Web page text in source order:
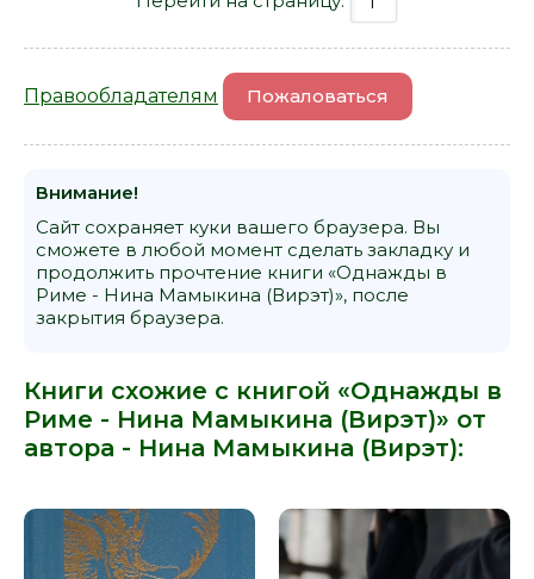
Правообладателям Пожаловаться
Внимание!
Сайт сохраняет куки вашего браузера. Вы
сможете в любой момент сделать закладку и
продолжить прочтение книги «Однажды в
Риме - Нина Мамыкина (Вирэт)», после
закрытия браузера.
Книги схожие с книгой «Однажды в
Риме - Нина Мамыкина (Вирэт)» от
автора - Нина Мамыкина (Вирэт):